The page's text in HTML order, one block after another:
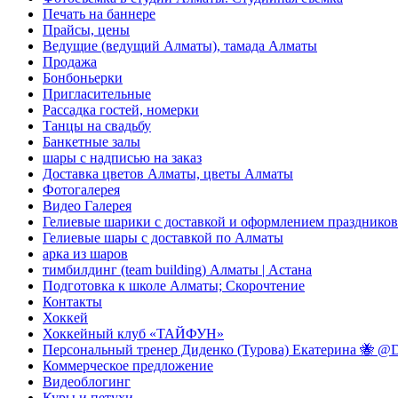
Печать на баннере
Прайсы, цены
Ведущие (ведущий Алматы), тамада Алматы
Продажа
Бонбоньерки
Пригласительные
Рассадка гостей, номерки
Танцы на свадьбу
Банкетные залы
шары с надписью на заказ
Доставка цветов Алматы, цветы Алматы
Фотогалерея
Видео Галерея
Гелиевые шарики с доставкой и оформлением праздников
Гелиевые шары с доставкой по Алматы
арка из шаров
тимбилдинг (team building) Алматы | Астана
Подготовка к школе Алматы; Скорочтение
Контакты
Хоккей
Хоккейный клуб «ТАЙФУН»
Персональный тренер Диденко (Турова) Екатерина 🐝
Коммерческое предложение
Видеоблогинг